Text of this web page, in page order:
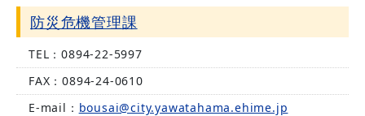
防災危機管理課
TEL：0894-22-5997
FAX：0894-24-0610
E-mail： bousai@city.yawatahama.ehime.jp